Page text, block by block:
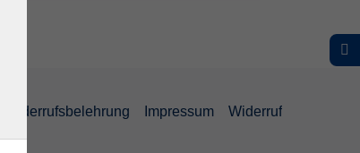
Widerrufsbelehrung Impressum Widerruf